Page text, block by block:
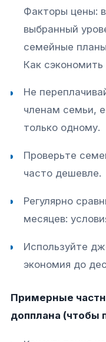
Факторы цены:
выбранный
семейные
Как сэкономить
Не
членам семьи,
только одному.
Проверьте
часто дешевле.
Регулярно
месяцев:
Используйте
экономия до
Примерные
допплана (чтобы